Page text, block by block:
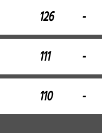
126 -
111 -
110 -